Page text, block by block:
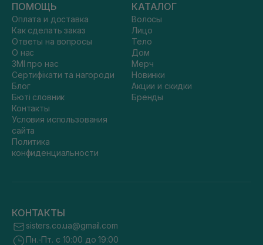
ПОМОЩЬ
Оплата и доставка
Как сделать заказ
Ответы на вопросы
О нас
ЗМІ про нас
Сертифікати та нагороди
Блог
Бюті словник
Контакты
Условия использования
сайта
Политика
конфиденциальности
КАТАЛОГ
Волосы
Лицо
Тело
Дом
Мерч
Новинки
Акции и скидки
Бренды
КОНТАКТЫ
sisters.co.ua@gmail.com
Пн.-Пт. с 10:00 до 19:00